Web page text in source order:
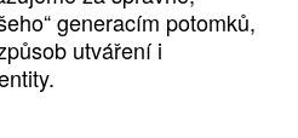
generacím potomků,
utváření i